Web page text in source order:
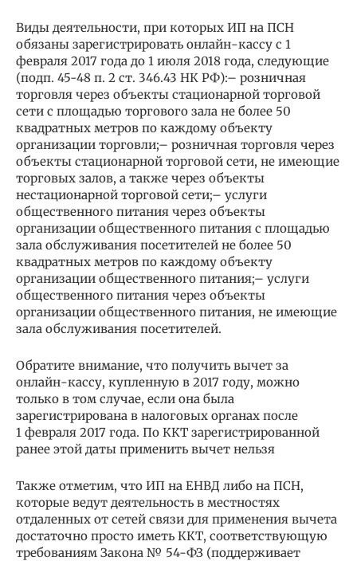
Виды деятельности, при которых ИП на ПСН
обязаны зарегистрировать онлайн-кассу с 1
февраля 2017 года до 1 июля 2018 года, следующие
(подп. 45-48 п. 2 ст. 346.43 НК РФ):– розничная
торговля через объекты стационарной торговой
сети с площадью торгового зала не более 50
квадратных метров по каждому объекту
организации торговли;– розничная торговля через
объекты стационарной торговой сети, не имеющие
торговых залов, а также через объекты
нестационарной торговой сети;– услуги
общественного питания через объекты
организации общественного питания с площадью
зала обслуживания посетителей не более 50
квадратных метров по каждому объекту
организации общественного питания;– услуги
общественного питания через объекты
организации общественного питания, не имеющие
зала обслуживания посетителей.
Обратите внимание, что получить вычет за
онлайн-кассу, купленную в 2017 году, можно
только в том случае, если она была
зарегистрирована в налоговых органах после
1 февраля 2017 года. По ККТ зарегистрированной
ранее этой даты применить вычет нельзя
Также отметим, что ИП на ЕНВД либо на ПСН,
которые ведут деятельность в местностях
отдаленных от сетей связи для применения вычета
достаточно просто иметь ККТ, соответствующую
требованиям Закона № 54-ФЗ (поддерживает